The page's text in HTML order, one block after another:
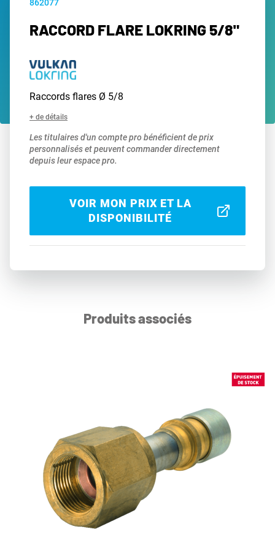
862077
RACCORD FLARE LOKRING 5/8"
Raccords flares Ø 5/8
+ de détails
Les titulaires d'un compte pro bénéficient de prix
personnalisés et peuvent commander directement
depuis leur espace pro.
VOIR MON PRIX ET LA
DISPONIBILITÉ
Produits associés